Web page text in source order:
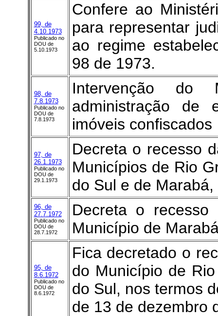
99, de
4.10.1973
Publicado no
DOU de
5.10.1973
Confere ao
para representar
ao regime
98 de 1973.
98, de
7.8.1973
Publicado no
DOU de
7.8.1973
Intervenção do
administração de
imóveis confiscados
97, de
26.1.1973
Publicado no
DOU de
29.1.1973
Decreta o recesso
Municípios de Rio
do Sul e de
96, de
27.7.1972
Publicado no
DOU de
28.7.1972
Decreta o
Município de
95, de
8.6.1972
Publicado no
DOU de
8.6.1972
Fica decretado o
do Município de
do Sul, nos termos
de 13 de dezembro